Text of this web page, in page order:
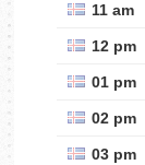
11 am
12 pm
01 pm
02 pm
03 pm